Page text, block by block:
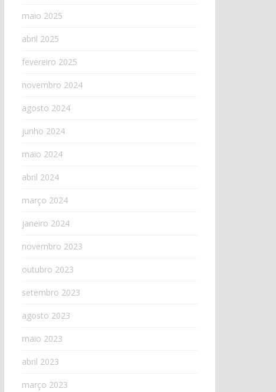
maio 2025
abril 2025
fevereiro 2025
novembro 2024
agosto 2024
junho 2024
maio 2024
abril 2024
março 2024
janeiro 2024
novembro 2023
outubro 2023
setembro 2023
agosto 2023
maio 2023
abril 2023
março 2023